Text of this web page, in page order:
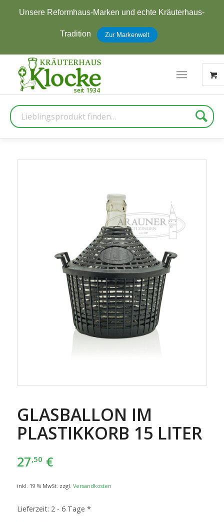
Unsere Reformhaus-Marken und echte Kräuterhaus-
Tradition Zur Markenwelt
Suche
GLASBALLON IM
PLASTIKKORB 15 LITER
27,50 €
inkl. 19 % MwSt. zzgl. Versandkosten
Lieferzeit: 2 - 6 Tage *